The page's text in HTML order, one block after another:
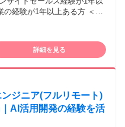
、関数が使い方まで分から
ヒアリング～提案まで行っ
感覚ではなく「なぜ上手く
スキル ・インサイドセール
詳細を見る
ジニア(フルリモート)
AI活用開発の経験を活